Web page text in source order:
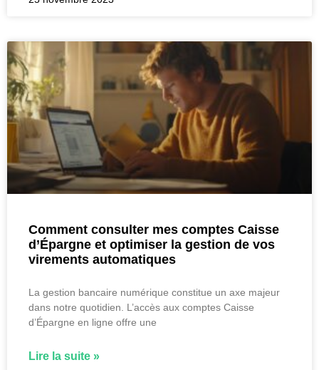
Comment consulter mes comptes Caisse
d’Épargne et optimiser la gestion de vos
virements automatiques
La gestion bancaire numérique constitue un axe majeur
dans notre quotidien. L’accès aux comptes Caisse
d’Épargne en ligne offre une
Lire la suite »